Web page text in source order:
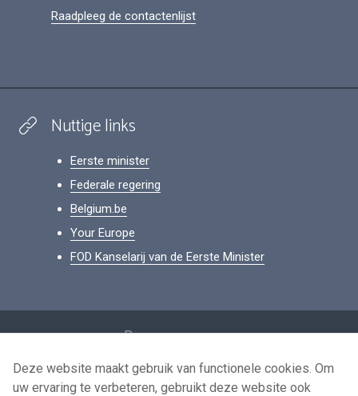
Raadpleeg de contactenlijst
Nuttige links
Eerste minister
Federale regering
Belgium.be
Your Europe
FOD Kanselarij van de Eerste Minister
Persoonsgegevens
Voorwaarden voor het hergebruik
Deze website maakt gebruik van functionele cookies. Om
uw ervaring te verbeteren, gebruikt deze website ook